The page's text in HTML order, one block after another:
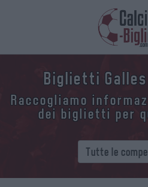
Biglietti
Raccogliamo
dei biglietti per